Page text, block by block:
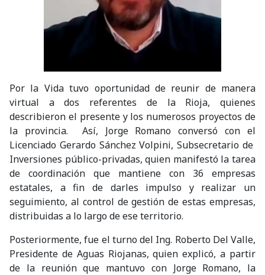
Por la Vida tuvo oportunidad de reunir de manera
virtual a dos referentes de la Rioja, quienes
describieron el presente y los numerosos proyectos de
la provincia. Así, Jorge Romano conversó con el
Licenciado Gerardo Sánchez Volpini, Subsecretario de
Inversiones público-privadas, quien manifestó la tarea
de coordinación que mantiene con 36 empresas
estatales, a fin de darles impulso y realizar un
seguimiento, al control de gestión de estas empresas,
distribuidas a lo largo de ese territorio.
Posteriormente, fue el turno del Ing. Roberto Del Valle,
Presidente de Aguas Riojanas, quien explicó, a partir
de la reunión que mantuvo con Jorge Romano, la